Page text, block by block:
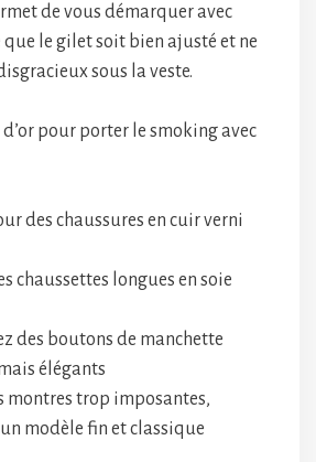
de vous démarquer avec
que le gilet soit bien ajusté et ne
sous la veste.
pour porter le smoking avec
des chaussures en cuir verni
chaussettes longues en soie
des boutons de manchette
élégants
montres trop imposantes,
modèle fin et classique